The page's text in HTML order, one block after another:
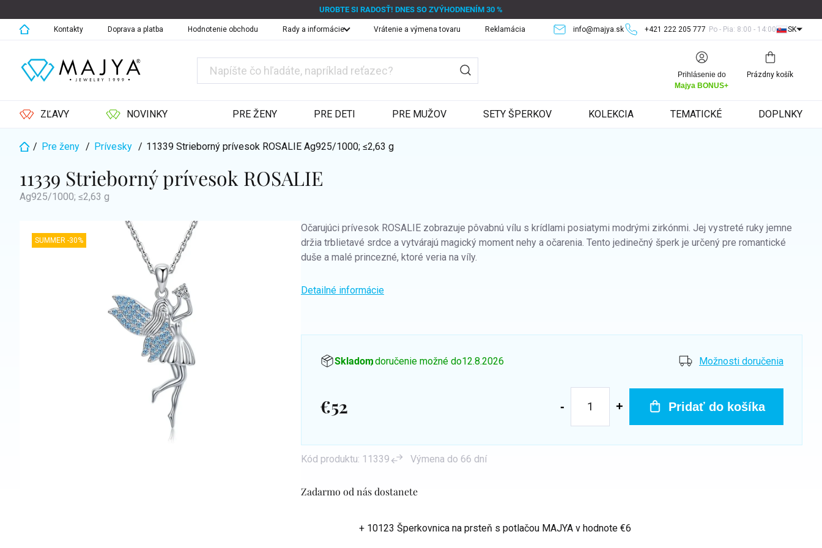
na
obsah
UROBTE SI RADOSŤ! DNES SO ZVÝHODNENÍM 30 %
+421 222 205 777 Po - Pia: 8:00 - 14:00
info@majya.sk
Kontakty Doprava a platba Hodnotenie obchodu Rady a informácie Vrátenie a výmena tovaru Reklamácia SK
Prihlásenie do
Majya BONUS+
Nákupný
košík
Prázdny košík
ZĽAVY NOVINKY PRE ŽENY PRE DETI PRE MUŽOV SETY ŠPERKOV KOLEKCIA TEMATICKÉ DOPLNKY
Domov
/ Pre ženy / Prívesky / 11339 Strieborný prívesok ROSALIEAg925/1000; ≤2,63 g
11339 Strieborný prívesok ROSALIE
Ag925/1000; ≤2,63 g
SUMMER -30%
Zadarmo od nás dostanete
+ 10123 Šperkovnica na prsteň s potlačou MAJYA v hodnote €6
Očarujúci prívesok ROSALIE zobrazuje pôvabnú vílu s krídlami posiatymi modrými zirkónmi. Jej vystreté ruky jemne
držia trblietavé srdce a vytvárajú magický moment nehy a očarenia. Tento jedinečný šperk je určený pre romantické
duše a malé princezné, ktoré veria na víly.
Detailné informácie
Skladom, doručenie možné do12.8.2026 Možnosti doručenia
€52 Pridať do košíka
Kód produktu: 11339 Výmena do 66 dní